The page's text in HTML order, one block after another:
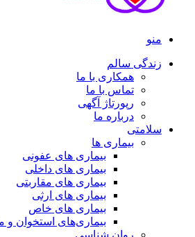
منو
زندگی سالم
همکاری با ما
تماس با ما
رپورتاژ آگهی
درباره ما
سلامتی
بیماری ها
بیماری های عفونی
بیماری های داخلی
بیماری های مقاربتی
بیماری های ارثی
بیماری های خاص
بیماری‌های استخوان و
روان شناسی